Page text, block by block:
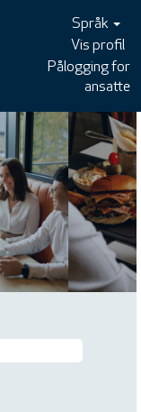
Språk
Vis profil
Pålogging for
ansatte